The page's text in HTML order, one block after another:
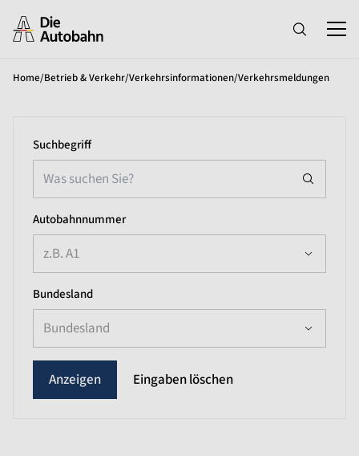
Home/Betrieb & Verkehr/Verkehrsinformationen/Verkehrsmeldungen
Suchbegriff
Autobahnnummer
z.B. A1
Bundesland
Bundesland
Eingaben löschen